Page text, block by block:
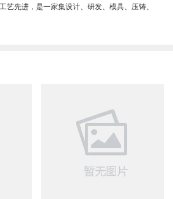
艺先进，是一家集设计、研发、模具、压铸、
于一体的专业生产厂家，拥有专业资深的设计
户的需求。欢迎新老客户来电来函，来图来样